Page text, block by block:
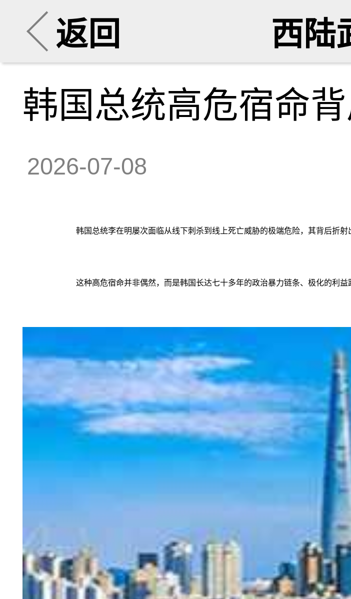
返回 西陆
韩国总统高危宿命
2026-07-08
韩国总统李在明屡次面临从线下刺杀到线上死亡威胁的极端危险，其背后折射
这种高危宿命并非偶然，而是韩国长达七十多年的政治暴力链条、极化的利